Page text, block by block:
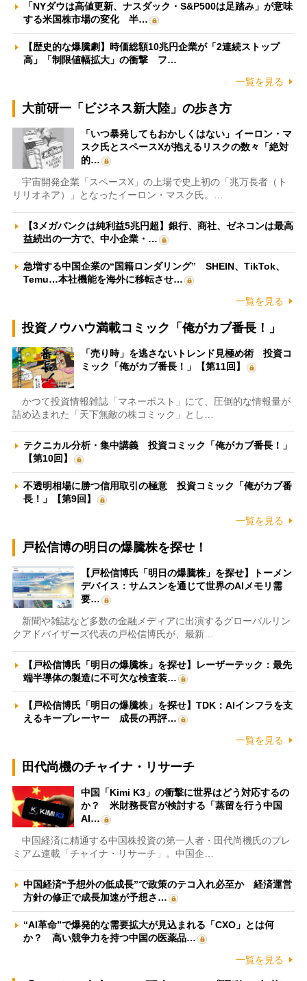
「NYダウは高値更新、ナスダック・S&P500は足踏み」が意味
する米国株市場の変化 半…
【歴史的な爆騰劇】時価総額10兆円企業が「2連続ストップ
高」「制限値幅拡大」の衝撃 フ…
一覧を見る
大前研一「ビジネス新大陸」の歩き方
「いつ暴発してもおかしくはない」イーロン・マ
スク氏とスペースXが抱えるリスクの数々「絶対
的…
宇宙開発企業「スペースX」の上場で史上初の「兆万長者（ト
リリオネア）」となったイーロン・マスク氏。…
【3メガバンクは純利益5兆円超】銀行、商社、ゼネコンは最高
益続出の一方で、中小企業・…
急増する中国企業の“国籍ロンダリング” SHEIN、TikTok、
Temu…本社機能を海外に移転させ…
一覧を見る
投資ノウハウ満載コミック「俺がカブ番長！」
「売り時」を逃さないトレンド見極め術 投資コ
ミック「俺がカブ番長！」【第11回】
かつて投資情報雑誌「マネーポスト」にて、圧倒的な情報量が
詰め込まれた「天下無敵の株コミック」とし…
テクニカル分析・集中講義 投資コミック「俺がカブ番長！」
【第10回】
不透明相場に勝つ信用取引の極意 投資コミック「俺がカブ番
長！」【第9回】
一覧を見る
戸松信博の明日の爆騰株を探せ！
【戸松信博氏「明日の爆騰株」を探せ】トーメン
デバイス：サムスンを通じて世界のAIメモリ需
要…
新聞や雑誌など多数の金融メディアに出演するグローバルリン
クアドバイザーズ代表の戸松信博氏が、最新…
【戸松信博氏「明日の爆騰株」を探せ】レーザーテック：最先
端半導体の製造に不可欠な検査装…
【戸松信博氏「明日の爆騰株」を探せ】TDK：AIインフラを支
えるキープレーヤー 成長の再評…
一覧を見る
田代尚機のチャイナ・リサーチ
中国「Kimi K3」の衝撃に世界はどう対応するの
か？ 米財務長官が検討する「蒸留を行う中国
AI…
中国経済に精通する中国株投資の第一人者・田代尚機氏のプレ
ミアム連載「チャイナ・リサーチ」。中国企…
中国経済“予想外の低成長”で政策のテコ入れ必至か 経済運営
方針の修正で成長加速が予想さ…
“AI革命”で爆発的な需要拡大が見込まれる「CXO」とは何
か？ 高い競争力を持つ中国の医薬品…
一覧を見る